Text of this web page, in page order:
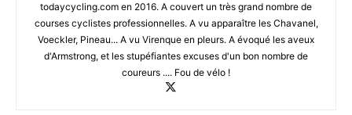
todaycycling.com en 2016. A couvert un très grand nombre de
courses cyclistes professionnelles. A vu apparaître les Chavanel,
Voeckler, Pineau... A vu Virenque en pleurs. A évoqué les aveux
d'Armstrong, et les stupéfiantes excuses d'un bon nombre de
coureurs .... Fou de vélo !